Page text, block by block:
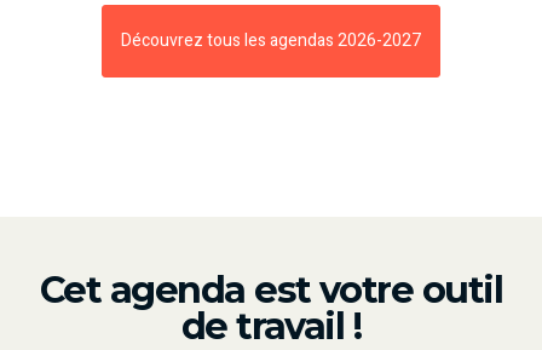
Découvrez tous les agendas 2026-2027
Cet agenda est votre outil
de travail !